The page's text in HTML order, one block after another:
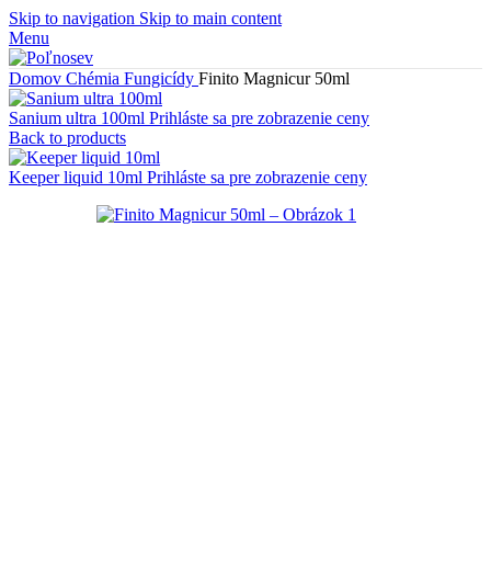
Skip to navigation Skip to main content
Menu
Domov Chémia Fungicídy Finito Magnicur 50ml
Sanium ultra 100ml Prihláste sa pre zobrazenie ceny
Back to products
Keeper liquid 10ml Prihláste sa pre zobrazenie ceny